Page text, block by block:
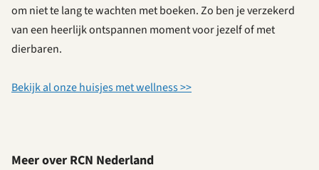
om niet te lang te wachten met boeken. Zo ben je verzekerd
van een heerlijk ontspannen moment voor jezelf of met
dierbaren.
Bekijk al onze huisjes met wellness >>
Meer over RCN Nederland